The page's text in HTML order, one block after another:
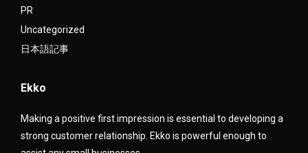
PR
Uncategorized
日本語記事
Ekko
Making a positive first impression is essential to developing a
strong customer relationship. Ekko is powerful enough to